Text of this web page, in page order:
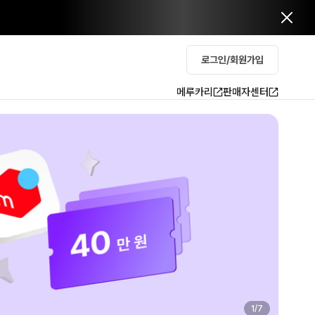
로그인/회원가입
메루카리 판매자센터
2/7